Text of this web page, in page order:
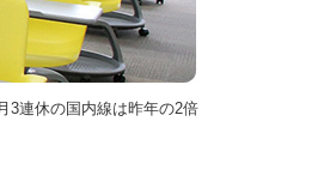
3連休の国内線は昨年の2倍